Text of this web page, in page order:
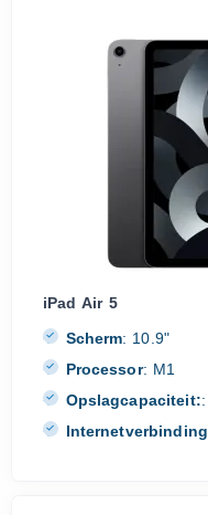
iPad Air 5
Scherm: 10.9"
Processor: M1
Opslagcapaciteit::
Internetverbinding